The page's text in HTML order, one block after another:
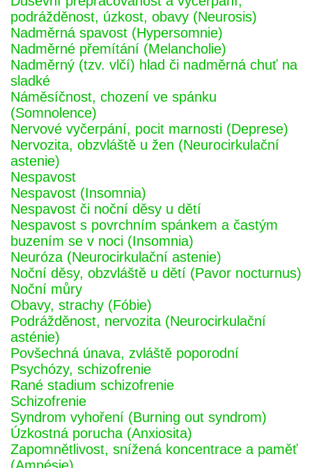
podrážděnost, úzkost, obavy (Neurosis)
Nadměrná spavost (Hypersomnie)
Nadměrné přemítání (Melancholie)
Nadměrný (tzv. vlčí) hlad či nadměrná chuť na
sladké
Náměsíčnost, chození ve spánku
(Somnolence)
Nervové vyčerpání, pocit marnosti (Deprese)
Nervozita, obzvláště u žen (Neurocirkulační
astenie)
Nespavost
Nespavost (Insomnia)
Nespavost či noční děsy u dětí
Nespavost s povrchním spánkem a častým
buzením se v noci (Insomnia)
Neuróza (Neurocirkulační astenie)
Noční děsy, obzvláště u dětí (Pavor nocturnus)
Noční můry
Obavy, strachy (Fóbie)
Podrážděnost, nervozita (Neurocirkulační
asténie)
Povšechná únava, zvláště poporodní
Psychózy, schizofrenie
Rané stadium schizofrenie
Schizofrenie
Syndrom vyhoření (Burning out syndrom)
Úzkostná porucha (Anxiosita)
Zapomnětlivost, snížená koncentrace a paměť